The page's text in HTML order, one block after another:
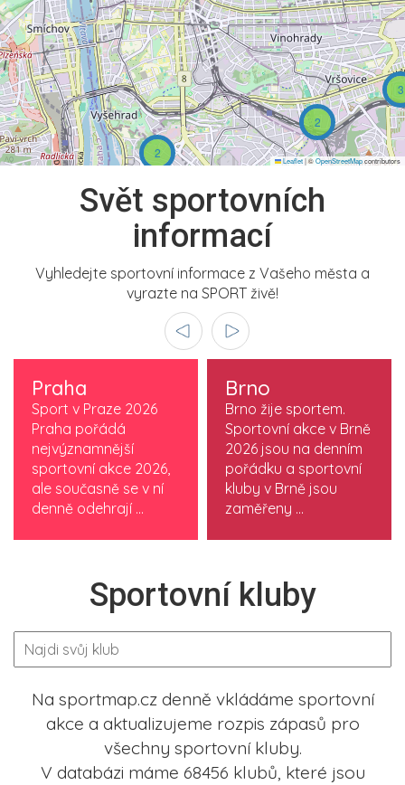
2
2
3
Leaflet|©OpenStreetMapcontributors
Svět sportovních
informací
Vyhledejte sportovní informace z Vašeho města a
vyrazte na SPORT živě!
Praha
Sport v Praze 2026
Praha pořádá
nejvýznamnější
sportovní akce 2026,
ale současně se v ní
denně odehrají ...
Brno
Brno žije sportem.
Sportovní akce v Brně
2026 jsou na denním
pořádku a sportovní
kluby v Brně jsou
zaměřeny ...
Sportovní kluby
Na sportmap.cz denně vkládáme sportovní
akce a aktualizujeme rozpis zápasů pro
všechny sportovní kluby.
V databázi máme 68456 klubů, které jsou